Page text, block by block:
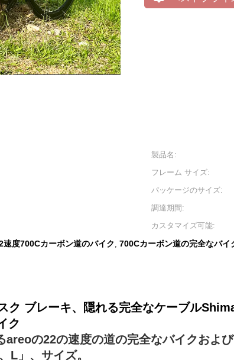
製品名:
フレーム サイズ:
パッケージのサイズ:
調達期間:
カスタマイズ可能:
速度700Cカーボン道のバイク , 700Cカーボン道の完全なバイ
ク ブレーキ、隠れる完全なケーブル
ク
areoの22の速度の道の完全なバイクおよ
L」、サイズ。